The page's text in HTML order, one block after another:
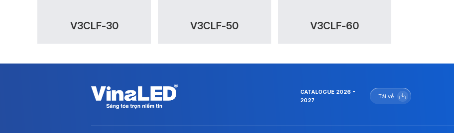
V3CLF-30 V3CLF-50 V3CLF-60
CATALOGUE 2026 -
2027
Tải về